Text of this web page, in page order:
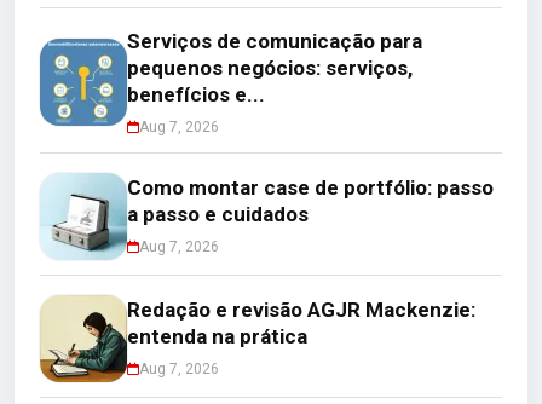
Serviços de comunicação para
pequenos negócios: serviços,
benefícios e...
Aug 7, 2026
Como montar case de portfólio: passo
a passo e cuidados
Aug 7, 2026
Redação e revisão AGJR Mackenzie:
entenda na prática
Aug 7, 2026